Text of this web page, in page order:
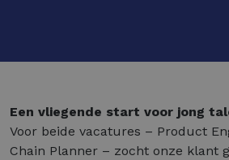
Een vliegende start voor jong
Voor beide vacatures – Product
Chain Planner – zocht onze klant